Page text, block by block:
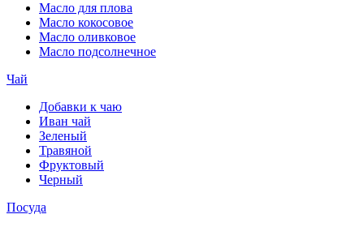
Масло для плова
Масло кокосовое
Масло оливковое
Масло подсолнечное
Чай
Добавки к чаю
Иван чай
Зеленый
Травяной
Фруктовый
Черный
Посуда